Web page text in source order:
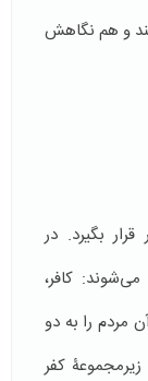
و هم نگاهش
بگیرد‌. در
کافر،
مردم را به دو
کفر